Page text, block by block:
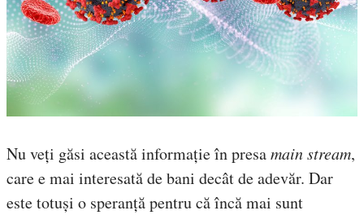
Nu veți găsi această informație în presamainstream,
care e mai interesată de bani decât de adevăr. Dar
este totuși o speranță pentru că încă mai sunt